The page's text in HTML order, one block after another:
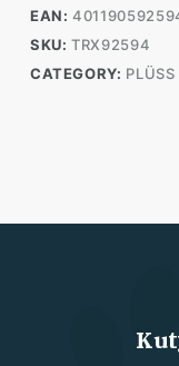
EAN:
SKU:TRX92594
CATEGORY: